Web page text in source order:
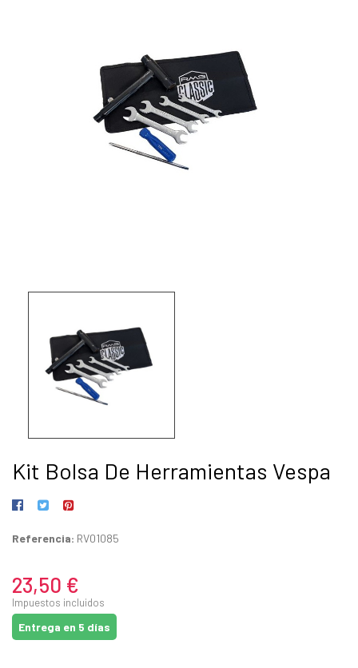
Kit Bolsa De Herramientas Vespa
Referencia: RV01085
23,50 €
Impuestos incluidos
Entrega en 5 días